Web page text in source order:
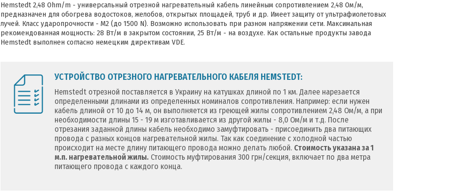
Hemstedt 2,48 Ohm/m - универсальный отрезной нагревательный кабель линейным сопротивлением 2,48 Ом/м,
предназначен для обогрева водостоков, желобов, открытых площадей, труб и др. Имеет защиту от ультрафиолетовых
лучей. Класс ударопрочности - M2 (до 1500 N). Возможно использовать при разном напряжении сети. Максимальная
рекомендованная мощность: 28 Вт/м в закрытом состоянии, 25 Вт/м - на воздухе. Как остальные продукты завода
Hemstedt выполнен согласно немецким директивам VDE.
УСТРОЙСТВО ОТРЕЗНОГО НАГРЕВАТЕЛЬНОГО КАБЕЛЯ HEMSTEDT:
Hemstedt отрезной поставляется в Украину на катушках длиной по 1 км. Далее нарезается
определенными длинами из определенных номиналов сопротивления. Например: если нужен
кабель длиной от 10 до 14 м, он выполняется из греющей жилы сопротивлением 2,48 Ом/м, а при
необходимости длины 15 - 19 м изготавливается из другой жилы - 8,0 Ом/м и т.д. После
отрезания заданной длины кабель необходимо замуфтировать - присоединить два питающих
провода с разных концов нагревательной жилы. Так как соединение с холодной частью
происходит на месте длину питающего провода можно делать любой. Стоимость указана за 1
м.п. нагревательной жилы. Стоимость муфтирования 300 грн/секция, включает по два метра
питающего провода с каждого конца.